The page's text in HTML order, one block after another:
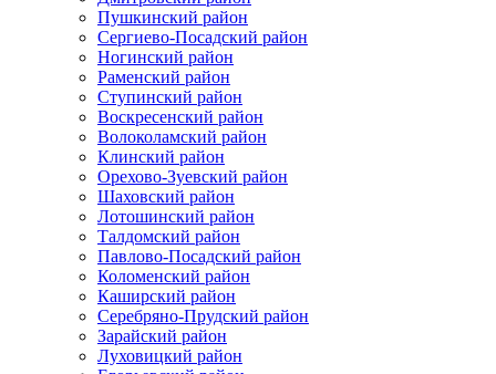
Пушкинский район
Сергиево-Посадский район
Ногинский район
Раменский район
Ступинский район
Воскресенский район
Волоколамский район
Клинский район
Орехово-Зуевский район
Шаховский район
Лотошинский район
Талдомский район
Павлово-Посадский район
Коломенский район
Каширский район
Серебряно-Прудский район
Зарайский район
Луховицкий район